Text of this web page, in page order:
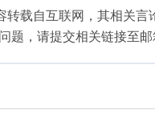
转载自互联网，其相关
题，请提交相关链接至